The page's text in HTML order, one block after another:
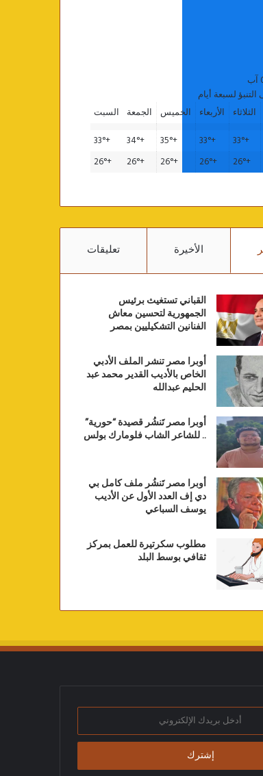
لسبعة أيام
الثلاثاء الأربعاء الخميس الجمعة
السبت
+
33°
+
33°
+
35°
+
34°
+
33°
+
26°
+
26°
+
26°
+
26°
+
26°
الأخيرة تعليقات
القباني تستغيث برئيس
الجمهورية لتحسين معاش
الفنانين التشكيليين بمصر
أوبرا مصر تنشر الملف الأدبي
الخاص بالأديب القدير محمد عبد
الحليم عبدالله
أوبرا مصر تَنشُر قصيدة “حورية”
.. للشاعر الشاب فلومارك بولس
أوبرا مصر تَنشُر ملف كامل بي
دي إف العدد الأول عن الأديب
يوسف السباعي
مطلوب سكرتيرة للعمل بمركز
ثقافي بوسط البلد